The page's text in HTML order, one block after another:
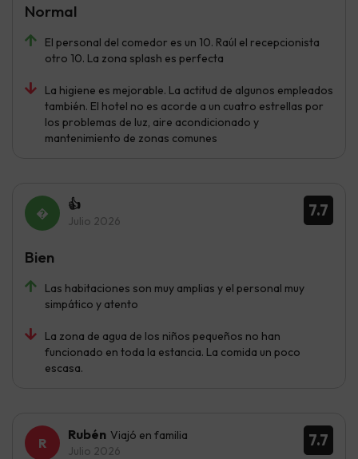
El personal del comedor es un 10. Raúl el recepcionista
otro 10. La zona splash es perfecta
La higiene es mejorable. La actitud de algunos empleados
también. El hotel no es acorde a un cuatro estrellas por
los problemas de luz, aire acondicionado y
mantenimiento de zonas comunes
Normal
7.7
👍
Julio 2026
Las habitaciones son muy amplias y el personal muy
simpático y atento
La zona de agua de los niños pequeños no han
funcionado en toda la estancia. La comida un poco
escasa.
Bien
7.7
Rubén Viajó en familia
Julio 2026